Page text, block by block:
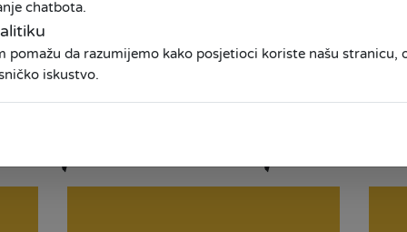
pravimo
chatbota.
pomažu da razumijemo kako posjetioci koriste našu stranicu,
iskustvo.